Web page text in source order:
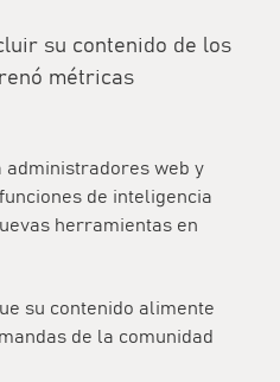
su contenido de los
métricas
administradores web y
de inteligencia
herramientas en
su contenido alimente
de la comunidad